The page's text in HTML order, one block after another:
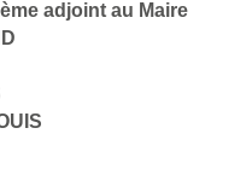
adjoint au Maire